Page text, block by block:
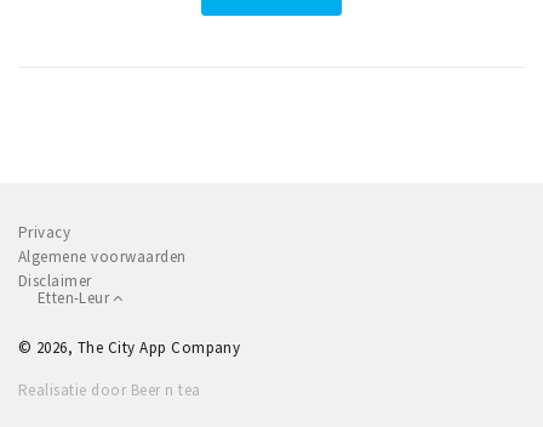
Privacy
Algemene voorwaarden
Disclaimer
Etten-Leur
© 2026, The City App Company
Realisatie door Beer n tea